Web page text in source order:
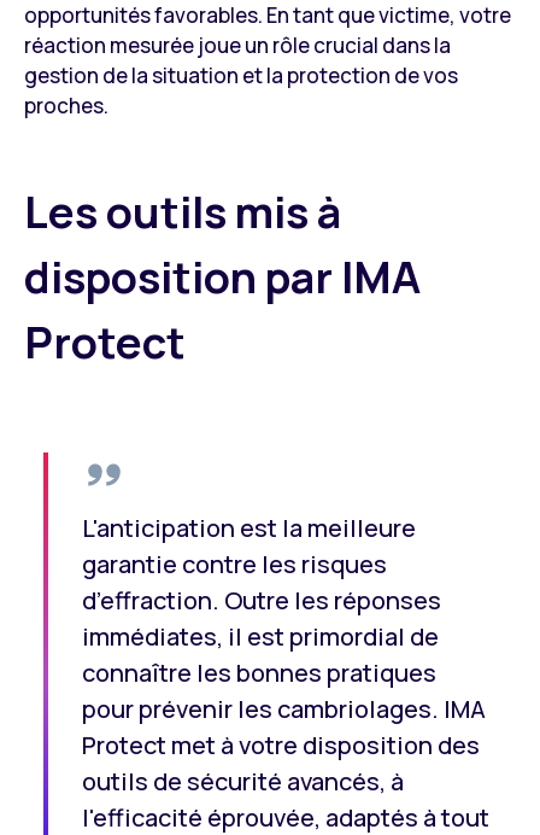
opportunités favorables. En tant que victime, votre
réaction mesurée joue un rôle crucial dans la
gestion de la situation et la protection de vos
proches.
Les outils mis à
disposition par IMA
Protect
L'anticipation est la meilleure
garantie contre les risques
d’effraction. Outre les réponses
immédiates, il est primordial de
connaître les bonnes pratiques
pour prévenir les cambriolages. IMA
Protect met à votre disposition des
outils de sécurité avancés, à
l'efficacité éprouvée, adaptés à tout